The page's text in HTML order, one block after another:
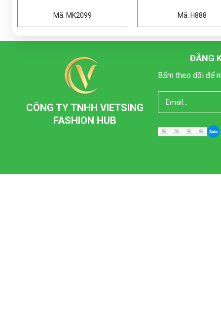
Mã: H888
CÔNG TY TNHH VIETSING
FASHION HUB
ĐĂNG
Bấm theo dõi để